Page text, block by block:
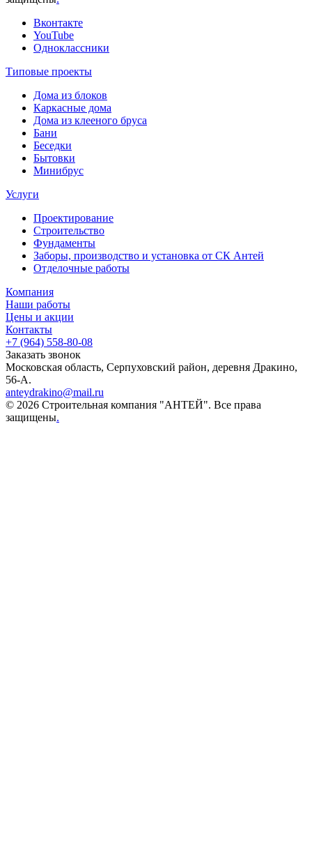
Вконтакте
YouTube
Одноклассники
Типовые проекты
Дома из блоков
Каркасные дома
Дома из клееного бруса
Бани
Беседки
Бытовки
Минибрус
Услуги
Проектирование
Строительство
Фундаменты
Заборы, производство и установка от СК Антей
Отделочные работы
Компания
Наши работы
Цены и акции
Контакты
+7 (964) 558-80-08
Заказать звонок
Московская область, Серпуховский район, деревня Дракино,
56-А.
anteydrakino@mail.ru
© 2026 Строительная компания "АНТЕЙ". Все права
защищены.